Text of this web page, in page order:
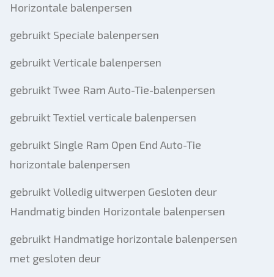
Horizontale balenpersen
gebruikt Speciale balenpersen
gebruikt Verticale balenpersen
gebruikt Twee Ram Auto-Tie-balenpersen
gebruikt Textiel verticale balenpersen
gebruikt Single Ram Open End Auto-Tie
horizontale balenpersen
gebruikt Volledig uitwerpen Gesloten deur
Handmatig binden Horizontale balenpersen
gebruikt Handmatige horizontale balenpersen
met gesloten deur